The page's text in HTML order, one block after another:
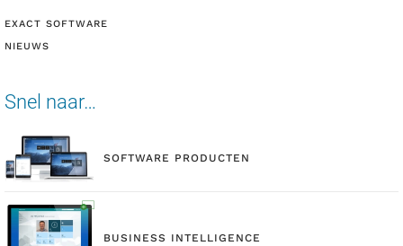
EXACT SOFTWARE
NIEUWS
Snel naar…
SOFTWARE PRODUCTEN
BUSINESS INTELLIGENCE